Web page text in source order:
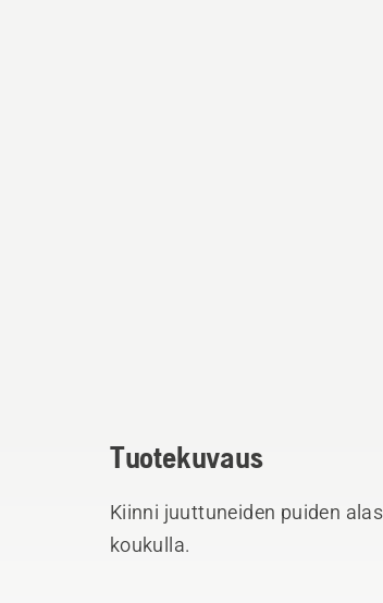
Tuotekuvaus
Kiinni juuttuneiden puiden
koukulla.